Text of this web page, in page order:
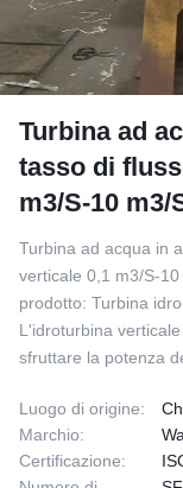
Turbina ad
tasso di
m3/S-10
Turbina ad acqua in
verticale 0,1 m3/S-
prodotto: Turbina
L'idroturbina
sfruttare la potenza
Luogo di origine:
Marchio:
Certificazione: